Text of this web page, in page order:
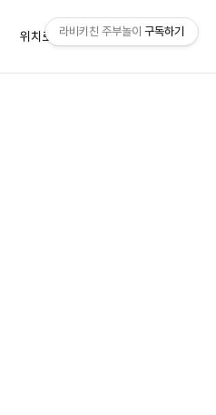
위치로그 방명록
라비키친 주부놀이 구독하기